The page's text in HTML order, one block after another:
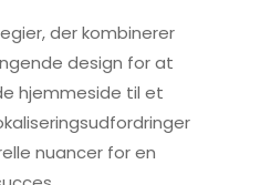
der kombinerer
design for at
hjemmeside til et
nuancer for en